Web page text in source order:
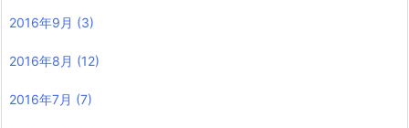
2016年9月 (3)
2016年8月 (12)
2016年7月 (7)